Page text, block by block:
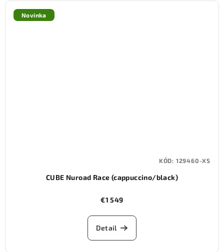
Novinka
CUBE Nuroad Race (cappuccino/black)
€1 549
Detail
KÓD: 129460-XS